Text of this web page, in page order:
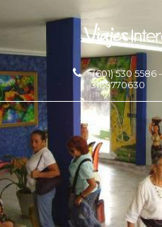
(601) 530 5586 -
3168770630